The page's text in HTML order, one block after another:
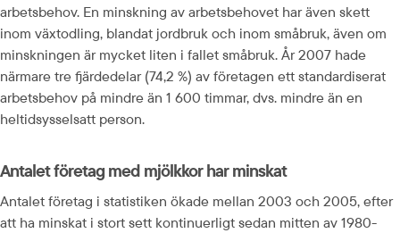
arbetsbehov. En minskning av arbetsbehovet har även skett
inom växtodling, blandat jordbruk och inom småbruk, även om
minskningen är mycket liten i fallet småbruk. År 2007 hade
närmare tre fjärdedelar (74,2 %) av företagen ett standardiserat
arbetsbehov på mindre än 1 600 timmar, dvs. mindre än en
heltidsysselsatt person.
Antalet företag med mjölkkor har minskat
Antalet företag i statistiken ökade mellan 2003 och 2005, efter
att ha minskat i stort sett kontinuerligt sedan mitten av 1980-